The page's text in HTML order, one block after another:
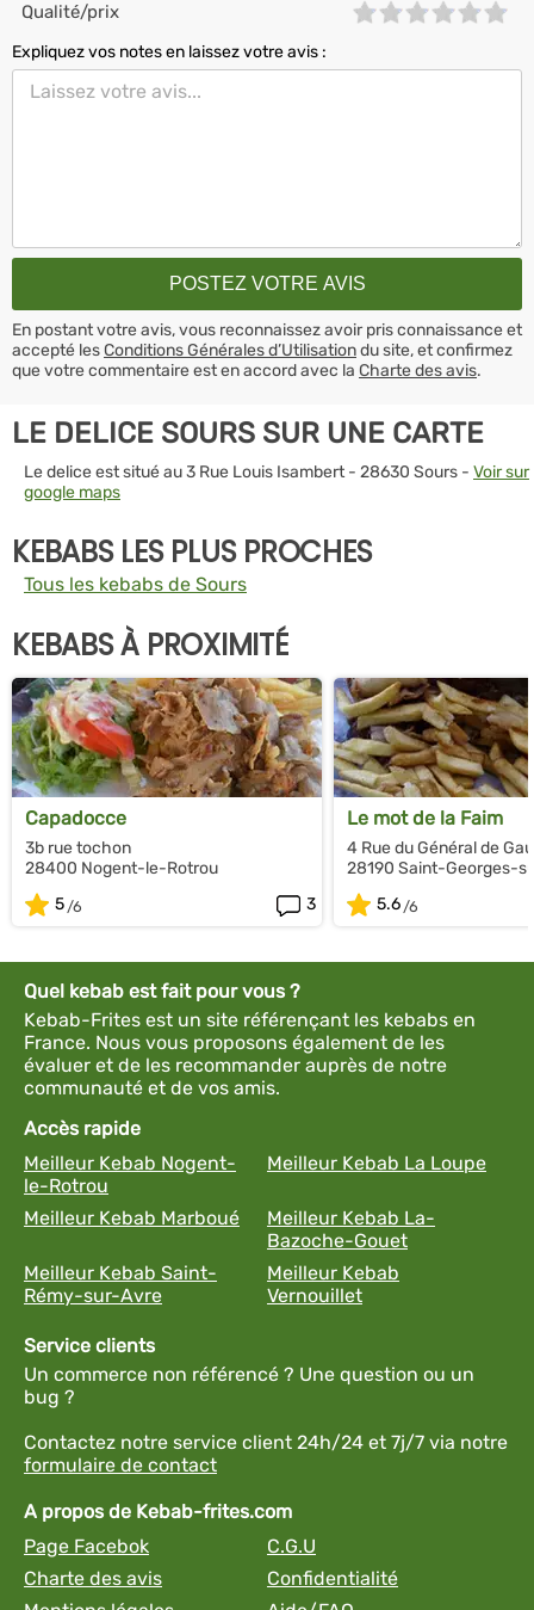
Qualité/prix
Expliquez vos notes en laissez votre avis :
En postant votre avis, vous reconnaissez avoir pris connaissance et
accepté lesConditions Générales d’Utilisationdu site, et confirmez
que votre commentaire est en accord avec la Charte des avis.
LE DELICE SOURS SUR UNE CARTE
Le delice est situé au 3 Rue Louis Isambert - 28630 Sours - Voir sur
google maps
KEBABS LES PLUS PROCHES
Tous les kebabs de Sours
KEBABS À PROXIMITÉ
Capadocce
3b rue tochon
28400 Nogent-le-Rotrou
5
3
Le mot de la Faim
4 Rue du Général de
28190 Saint-Georges-
5.6
Quel kebab est fait pour vous ?
Kebab-Frites est un site référençant les kebabs en
France. Nous vous proposons également de les
évaluer et de les recommander auprès de notre
communauté et de vos amis.
Accès rapide
Meilleur Kebab Nogent-
le-Rotrou
Meilleur Kebab La Loupe
Meilleur Kebab Marboué
Meilleur Kebab La-
Bazoche-Gouet
Meilleur Kebab Saint-
Rémy-sur-Avre
Meilleur Kebab
Vernouillet
Service clients
Un commerce non référencé ? Une question ou un
bug ?
Contactez notre service client 24h/24 et 7j/7 via notre
formulaire de contact
A propos de Kebab-frites.com
Page Facebok
C.G.U
Charte des avis
Confidentialité